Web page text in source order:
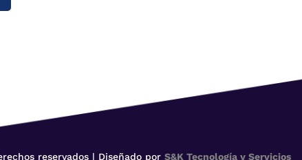
reservados | Diseñado porS&K Tecnología y Servicios